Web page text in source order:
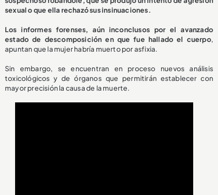
sexual o que ella rechazó sus insinuaciones.
Los informes forenses, aún inconclusos por el avanzado
estado de descomposición en que fue hallado el cuerpo,
apuntan que la mujer habría muerto por asfixia.
Sin embargo, se encuentran en proceso nuevos análisis
toxicológicos y de órganos que permitirán establecer con
mayor precisión la causa de la muerte.